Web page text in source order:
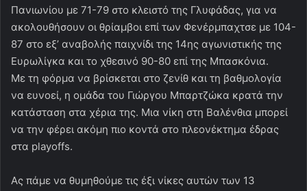
Πανιωνίου με 71-79 στο κλειστό της Γλυφάδας, για να
ακολουθήσουν οι θρίαμβοι επί των Φενέρμπαχτσε με 104-
87 στο εξ’ αναβολής παιχνίδι της 14ης αγωνιστικής της
Ευρωλίγκα και το χθεσινό 90-80 επί της Μπασκόνια.
Με τη φόρμα να βρίσκεται στο ζενίθ και τη βαθμολογία
να ευνοεί, η ομάδα του Γιώργου Μπαρτζώκα κρατά την
κατάσταση στα χέρια της. Μια νίκη στη Βαλένθια μπορεί
να την φέρει ακόμη πιο κοντά στο πλεονέκτημα έδρας
στα playoffs.
Ας πάμε να θυμηθούμε τις έξι νίκες αυτών των 13